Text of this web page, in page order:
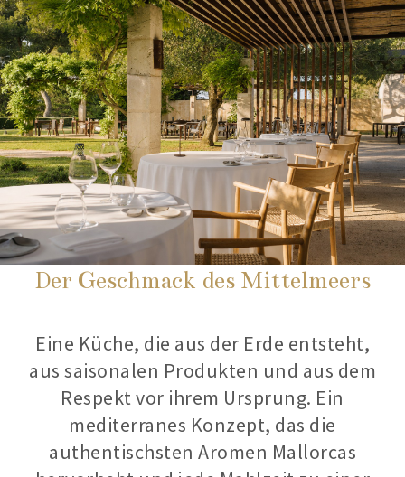
Der Geschmack des Mittelmeers
Eine Küche, die aus der Erde entsteht,
aus saisonalen Produkten und aus dem
Respekt vor ihrem Ursprung. Ein
mediterranes Konzept, das die
authentischsten Aromen Mallorcas